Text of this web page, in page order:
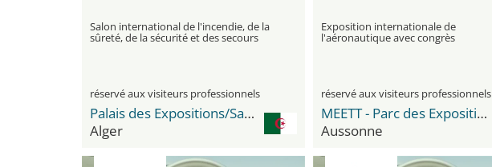
Salon international de l'incendie, de la
sûreté, de la sécurité et des secours
réservé aux visiteurs professionnels
Palais des Expositions/Safex Expo Center
Alger
Exposition internationale de
l'aéronautique avec congrès
réservé aux visiteurs professionnels
MEETT - Parc des Expositions et Centre de Conventions
Aussonne